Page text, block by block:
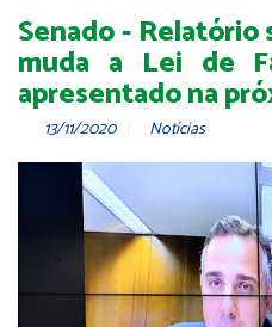
Senado -
muda a Lei de
apresentado na
13/11/2020 Notícias